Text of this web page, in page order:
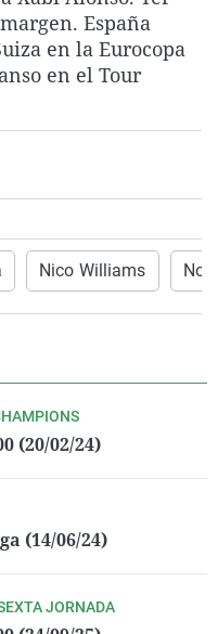
La rosa de los vientos
Gente viajera
Caso
Retornados
Operación Viuda
Extremadura
Galicia
Navarra
Virales
Televisión
España
en la Eurocopa
en el Tour
Nico Williams
(20/02/24)
(14/06/24)
JORNADA